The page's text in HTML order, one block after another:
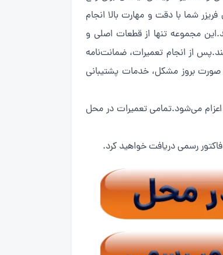
شما با دقت و مهارت بالا انجام
مجموعه تنها از قطعات اصلی و
از انجام تعمیرات، ضمانت‌نامه
دارد، به شما اطمینان می‌دهد که در صورت بروز مشکل، خدمات پشتیبانی
می‌شود.تمامی تعمیرات در محل
رسمی دریافت خواهید کرد.